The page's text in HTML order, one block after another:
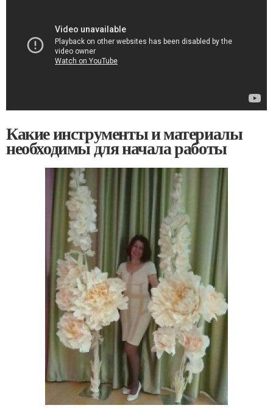
Какие инструменты и материалы
необходимы для начала работы